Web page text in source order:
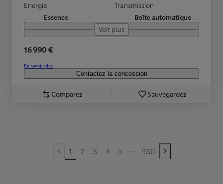
Energie
Essence
Transmission
Boîte automatique
Voir plus
16 990 €
En savoir plus
Contactez la concession
Comparez Sauvegardez
Previous page
1 2 3 4 5 ... 930
Next page